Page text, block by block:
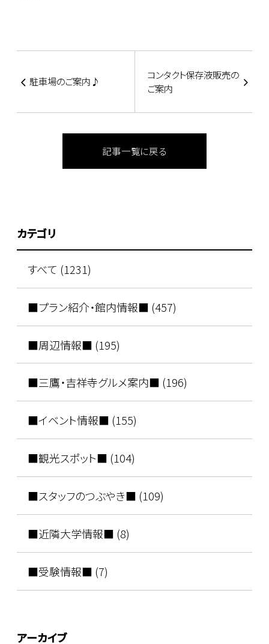
駐車場のご案内♪
コンタクト保存液販売の
ご案内
記事一覧に戻る
カテゴリ
すべて (1231)
■プラン紹介・館内情報■ (457)
■周辺情報■ (195)
■三鷹・吉祥寺グルメ案内■ (196)
■イベント情報■ (155)
■観光スポット■ (104)
■スタッフのつぶやき■ (109)
■近隣大学情報■ (8)
■受験情報■ (7)
アーカイブ